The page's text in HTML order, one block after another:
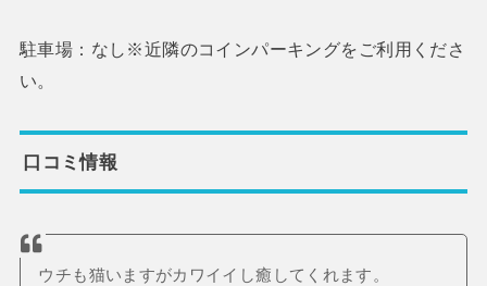
駐車場：なし※近隣のコインパーキングをご利用くださ
い。
口コミ情報
ウチも猫いますがカワイイし癒してくれます。